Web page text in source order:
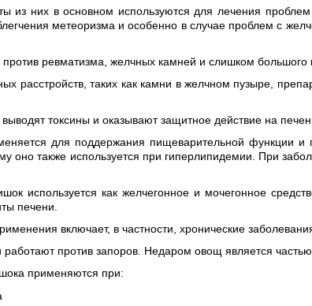
из них в основном используются для лечения
метеоризма и особенно в случае проблем с
ревматизма, желчных камней и слишком большого
расстройств, таких как камни в желчном пузыре,
токсины и оказывают защитное действие на
для поддержания пищеварительной функции и
оно также используется при гиперлипидемии. При
используется как желчегонное и мочегонное
печени.
включает, в частности, хронические
против запоров. Недаром овощ является частью
применяются при: